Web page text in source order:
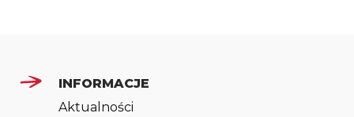
INFORMACJE
Aktualności